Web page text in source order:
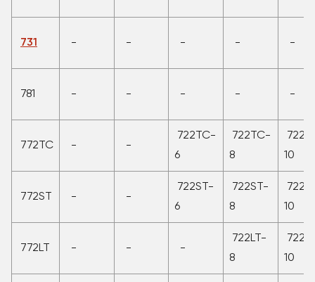
731 - - - - -
781 - - - - -
772TC - -
722TC-
6
722TC-
8
10
772ST - -
722ST-
6
722ST-
8
10
772LT - - -
722LT-
8
10